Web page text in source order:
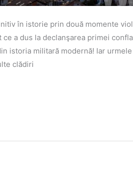
în istorie prin două momente
a dus la declanşarea primei
istoria militară modernă! Iar
clădiri